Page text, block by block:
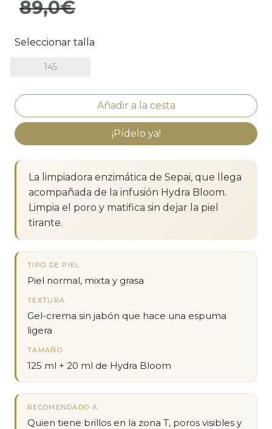
89,0€
Seleccionar talla
145
¡Pídelo ya!
La limpiadora enzimática de Sepai, que llega
acompañada de la infusión Hydra Bloom.
Limpia el poro y matifica sin dejar la piel
tirante.
TIPO DE PIEL
Piel normal, mixta y grasa
TEXTURA
Gel-crema sin jabón que hace una espuma
ligera
TAMAÑO
125 ml + 20 ml de Hydra Bloom
RECOMENDADO A
Quien tiene brillos en la zona T, poros visibles y